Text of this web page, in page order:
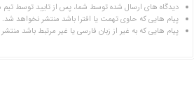
دیدگاه های ارسال شده توسط شما، پس از تایید توسط
پیام هایی که حاوی تهمت یا افترا باشد منتشر نخواهد شد.
پیام هایی که به غیر از زبان فارسی یا غیر مرتبط باشد